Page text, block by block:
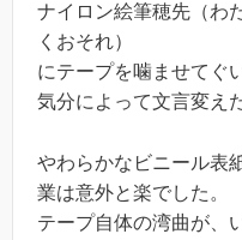
ナイロン絵筆穂先（わ
くおそれ）
にテープを噛ませてぐ
気分によって文言変え
やわらかなビニール表
業は意外と楽でした。
テープ自体の湾曲が、